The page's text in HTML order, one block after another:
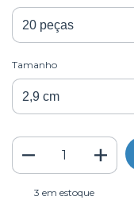
Tamanho
3 em estoque